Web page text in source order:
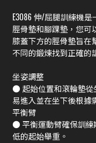
E3086 伸/屈腿訓練機
脛骨墊和腳踝墊，您可
膝蓋下方的脛骨墊旨在
不同的鍛煉找到正確的
坐姿調整
● 起始位置和滾輪墊從
易進入並在坐下後根據
平衡臂
● 平衡運動臂確保訓練
低的起始舉重。